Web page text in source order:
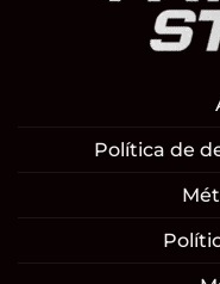
Política de